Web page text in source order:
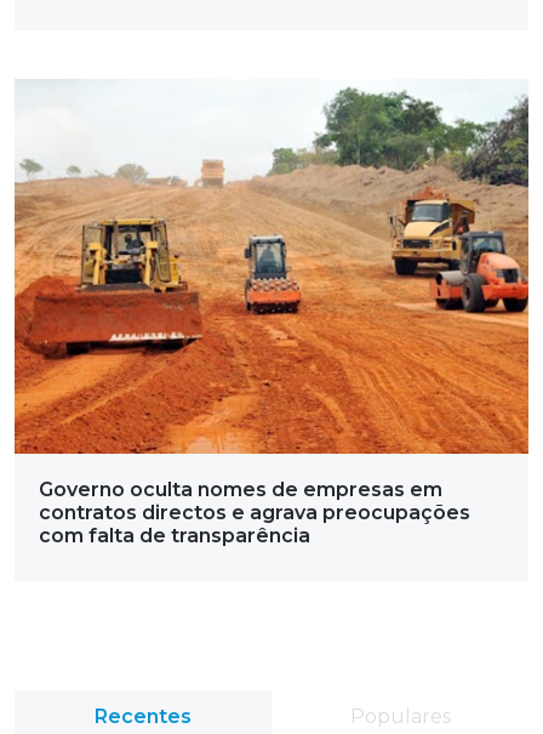
Governo oculta nomes de empresas em
contratos directos e agrava preocupações
com falta de transparência
Recentes Populares